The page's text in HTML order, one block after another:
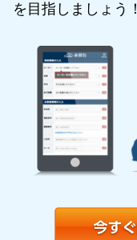
を目指しましょう！